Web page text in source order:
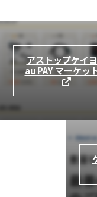
アストップケイ
au PAY マーケッ